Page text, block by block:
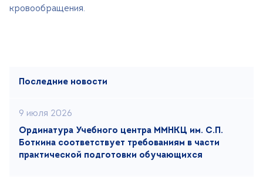
кровообращения.
Последние новости
9 июля 2026
Ординатура Учебного центра ММНКЦ им. С.П.
Боткина соответствует требованиям в части
практической подготовки обучающихся